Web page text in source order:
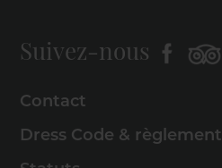
Suivez-nous
Contact
Dress Code & règlement